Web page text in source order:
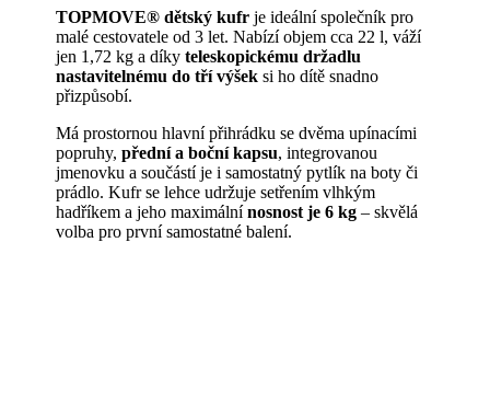
TOPMOVE® dětský kufr je ideální společník pro
malé cestovatele od 3 let. Nabízí objem cca 22 l, váží
jen 1,72 kg a díkyteleskopickému držadlu
nastavitelnému do tří výšek si ho dítě snadno
přizpůsobí.
Má prostornou hlavní přihrádku se dvěma upínacími
popruhy,přední a boční kapsu, integrovanou
jmenovku a součástí je i samostatný pytlík na boty či
prádlo. Kufr se lehce udržuje setřením vlhkým
hadříkem a jeho maximálnínosnost je 6 kg – skvělá
volba pro první samostatné balení.